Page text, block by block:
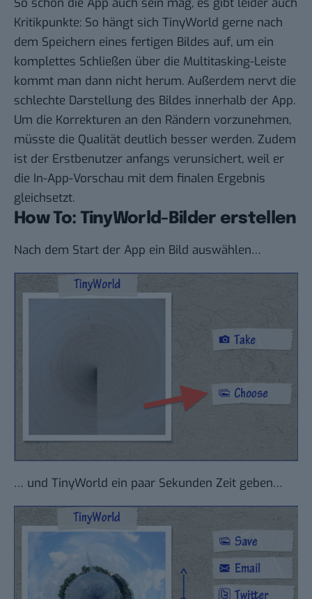
Kritikpunkte: So hängt sich TinyWorld gerne nach
dem Speichern eines fertigen Bildes auf, um ein
komplettes Schließen über die Multitasking-Leiste
kommt man dann nicht herum. Außerdem nervt die
schlechte Darstellung des Bildes innerhalb der App.
Um die Korrekturen an den Rändern vorzunehmen,
müsste die Qualität deutlich besser werden. Zudem
ist der Erstbenutzer anfangs verunsichert, weil er
die In-App-Vorschau mit dem finalen Ergebnis
gleichsetzt.
How To: TinyWorld-Bilder erstellen
Nach dem Start der App ein Bild auswählen…
… und TinyWorld ein paar Sekunden Zeit geben…